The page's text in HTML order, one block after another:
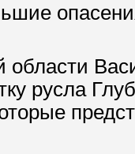
области
русла